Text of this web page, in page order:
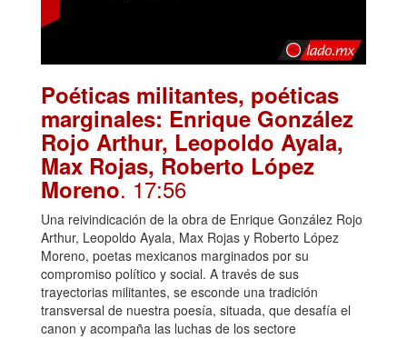
Poéticas militantes, poéticas
marginales: Enrique González
Rojo Arthur, Leopoldo Ayala,
Max Rojas, Roberto López
Moreno. 17:56
Una reivindicación de la obra de Enrique González Rojo
Arthur, Leopoldo Ayala, Max Rojas y Roberto López
Moreno, poetas mexicanos marginados por su
compromiso político y social. A través de sus
trayectorias militantes, se esconde una tradición
transversal de nuestra poesía, situada, que desafía el
canon y acompaña las luchas de los sectore